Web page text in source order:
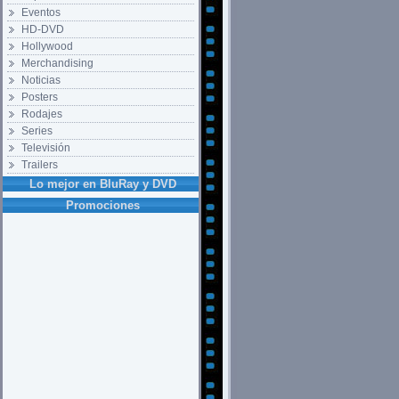
Eventos
HD-DVD
Hollywood
Merchandising
Noticias
Posters
Rodajes
Series
Televisión
Trailers
Lo mejor en BluRay y DVD
Promociones